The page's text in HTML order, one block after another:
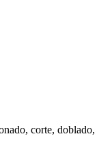
corte, doblado,